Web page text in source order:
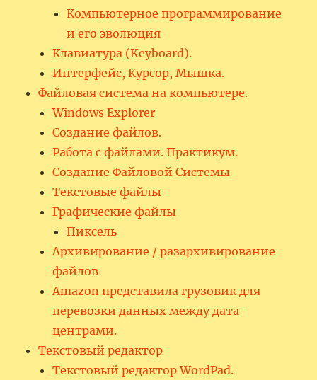
Компьютерное программирование
и его эволюция
Клавиатура (Keyboard).
Интерфейс, Курсор, Мышка.
Файловая система на компьютере.
Windows Explorer
Создание файлов.
Работа с файлами. Практикум.
Создание Файловой Системы
Текстовые файлы
Графические файлы
Пиксель
Архивирование / разархивирование
файлов
Amazon представила грузовик для
перевозки данных между дата-
центрами.
Текстовый редактор
Текстовый редактор WordPad.